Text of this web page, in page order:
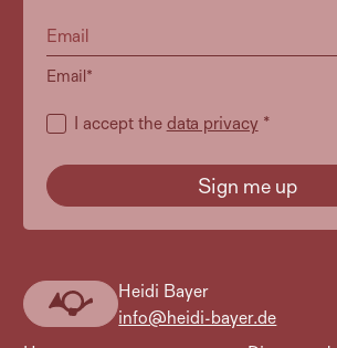
Heidi
Email*
I accept the data privacy*
Heidi Bayer
info@heidi-bayer.de